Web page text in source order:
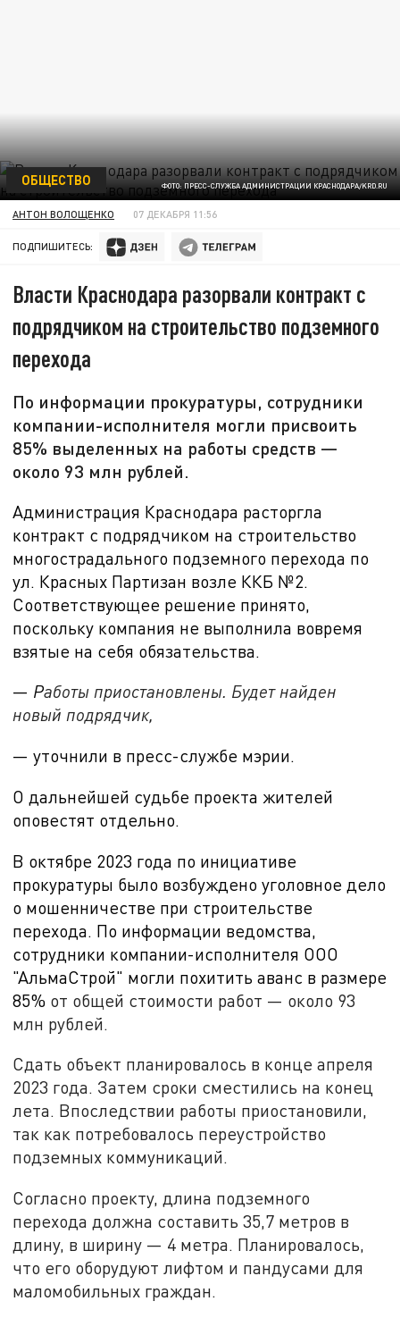
ФОТО: ПРЕСС-СЛУЖБА АДМИНИСТРАЦИИ КРАСНОДАРА/KRD.RU
ОБЩЕСТВО
АНТОН ВОЛОЩЕНКО 07 ДЕКАБРЯ 11:56
ПОДПИШИТЕСЬ:
Власти Краснодара разорвали контракт с
подрядчиком на строительство подземного
перехода
По информации прокуратуры, сотрудники
компании-исполнителя могли присвоить
85% выделенных на работы средств —
около 93 млн рублей.
Администрация Краснодара расторгла
контракт с подрядчиком на строительство
многострадального подземного перехода по
ул. Красных Партизан возле ККБ №2.
Соответствующее решение принято,
поскольку компания не выполнила вовремя
взятые на себя обязательства.
— Работы приостановлены. Будет найден
новый подрядчик,
— уточнили в пресс-службе мэрии.
О дальнейшей судьбе проекта жителей
оповестят отдельно.
В октябре 2023 года по инициативе
прокуратуры было возбуждено уголовное дело
о мошенничестве при строительстве
перехода. По информации ведомства,
сотрудники компании-исполнителя ООО
"АльмаСтрой" могли похитить аванс в размере
85% от общей стоимости работ — около 93
млн рублей.
Сдать объект планировалось в конце апреля
2023 года. Затем сроки сместились на конец
лета. Впоследствии работы приостановили,
так как потребовалось переустройство
подземных коммуникаций.
Согласно проекту, длина подземного
перехода должна составить 35,7 метров в
длину, в ширину — 4 метра. Планировалось,
что его оборудуют лифтом и пандусами для
маломобильных граждан.